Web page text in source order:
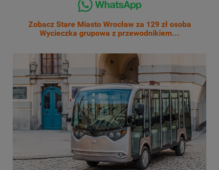
Zobacz Stare Miasto Wrocław za 129 zł osoba
Wycieczka grupowa z przewodnikiem...